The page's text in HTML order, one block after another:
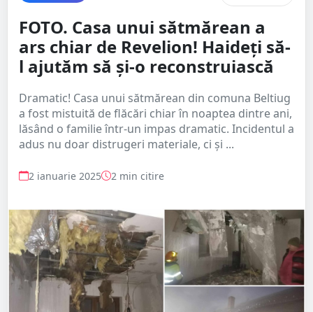
FOTO. Casa unui sătmărean a
ars chiar de Revelion! Haideți să-
l ajutăm să și-o reconstruiască
Dramatic! Casa unui sătmărean din comuna Beltiug
a fost mistuită de flăcări chiar în noaptea dintre ani,
lăsând o familie într-un impas dramatic. Incidentul a
adus nu doar distrugeri materiale, ci și ...
2 ianuarie 2025 2 min citire